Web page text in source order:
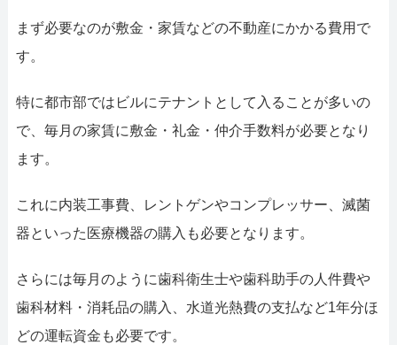
まず必要なのが敷金・家賃などの不動産にかかる費用で
す。
特に都市部ではビルにテナントとして入ることが多いの
で、毎月の家賃に敷金・礼金・仲介手数料が必要となり
ます。
これに内装工事費、レントゲンやコンプレッサー、滅菌
器といった医療機器の購入も必要となります。
さらには毎月のように歯科衛生士や歯科助手の人件費や
歯科材料・消耗品の購入、水道光熱費の支払など1年分ほ
どの運転資金も必要です。